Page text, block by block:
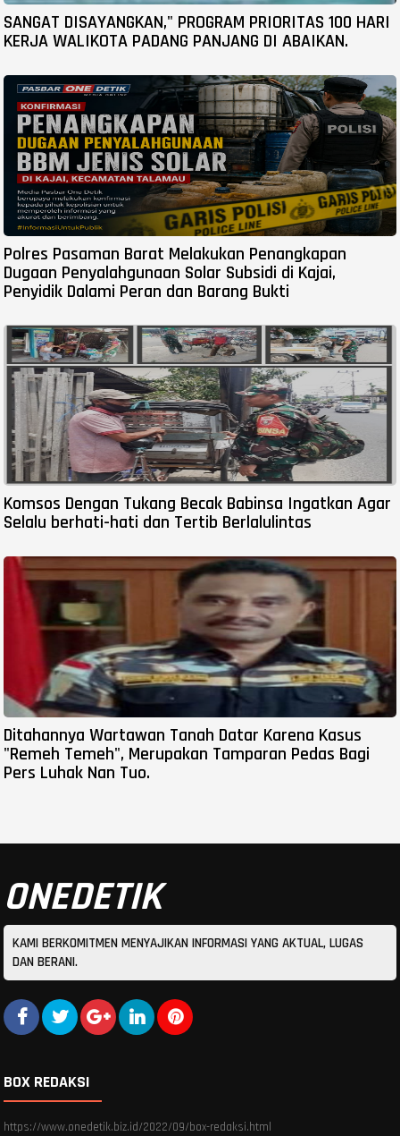
SANGAT DISAYANGKAN," PROGRAM PRIORITAS 100 HARI
KERJA WALIKOTA PADANG PANJANG DI ABAIKAN.
Polres Pasaman Barat Melakukan Penangkapan
Dugaan Penyalahgunaan Solar Subsidi di Kajai,
Penyidik Dalami Peran dan Barang Bukti
Komsos Dengan Tukang Becak Babinsa Ingatkan Agar
Selalu berhati-hati dan Tertib Berlalulintas
Ditahannya Wartawan Tanah Datar Karena Kasus
"Remeh Temeh", Merupakan Tamparan Pedas Bagi
Pers Luhak Nan Tuo.
ONEDETIK
KAMI BERKOMITMEN MENYAJIKAN INFORMASI YANG AKTUAL, LUGAS
DAN BERANI.
BOX REDAKSI
https://www.onedetik.biz.id/2022/09/box-redaksi.html